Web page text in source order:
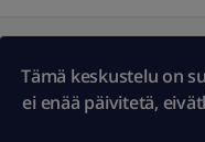
Tämä keskustelu on
ei enää päivitetä,